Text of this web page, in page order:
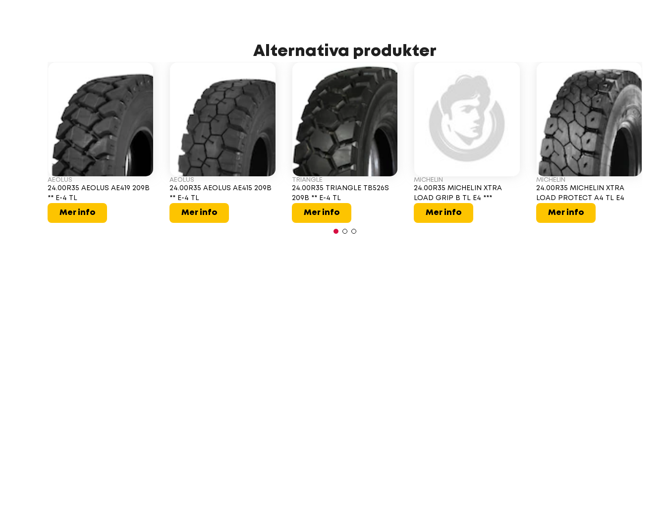
Alternativa produkter
AEOLUS
24.00R35 AEOLUS AE419 209B
** E-4 TL
Mer info
AEOLUS
24.00R35 AEOLUS AE415 209B
** E-4 TL
Mer info
TRIANGLE
24.00R35 TRIANGLE TB526S
209B ** E-4 TL
Mer info
MICHELIN
24.00R35 MICHELIN XTRA
LOAD GRIP B TL E4 ***
Mer info
MICHELIN
24.00R35 MICHELIN XTRA
LOAD PROTECT A4 TL E4
Mer info